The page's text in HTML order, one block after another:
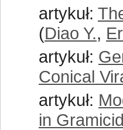
artykuł:
(Diao Y.,
artykuł:
Conical
artykuł:
in